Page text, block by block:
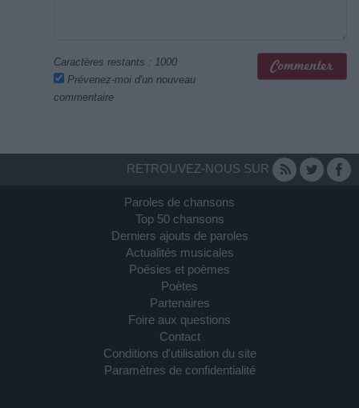
Caractères restants : 1000
Prévenez-moi d'un nouveau
commentaire
RETROUVEZ-NOUS SUR
Paroles de chansons
Top 50 chansons
Derniers ajouts de paroles
Actualités musicales
Poésies et poèmes
Poètes
Partenaires
Foire aux questions
Contact
Conditions d'utilisation du site
Paramètres de confidentialité